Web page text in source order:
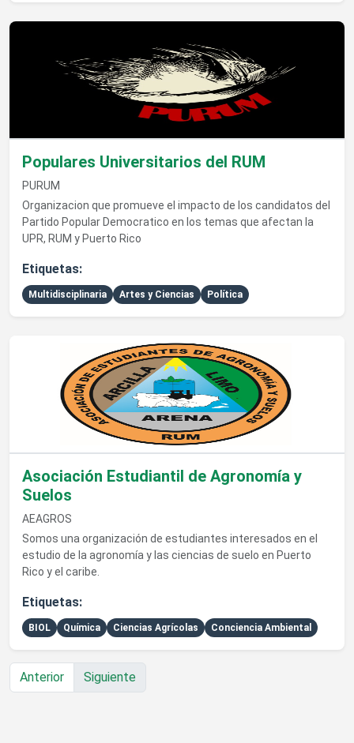
Ver detalles de Populares Universitarios del RUM
Populares Universitarios del RUM
PURUM
Organizacion que promueve el impacto de los candidatos del
Partido Popular Democratico en los temas que afectan la
UPR, RUM y Puerto Rico
Etiquetas:
Multidisciplinaria Artes y Ciencias Política
Ver detalles de Asociación Estudiantil de Agronomía y Suelos
Asociación Estudiantil de Agronomía y
Suelos
AEAGROS
Somos una organización de estudiantes interesados en el
estudio de la agronomía y las ciencias de suelo en Puerto
Rico y el caribe.
Etiquetas:
BIOL Química Ciencias Agrícolas Conciencia Ambiental
Anterior Siguiente